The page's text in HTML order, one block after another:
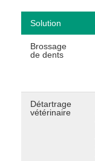
Solution
Brossage
de dents
Détartrage
vétérinaire